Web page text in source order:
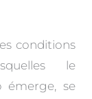
conditions
le
émerge, se